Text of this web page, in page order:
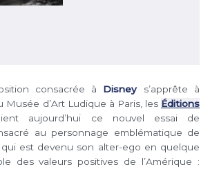
consacrée à Disneys’apprête à
Musée d’Art Ludique à Paris, les Éditions
aujourd’hui ce nouvel essai de
au personnage emblématique de
est devenu son alter-ego en quelque
des valeurs positives de l’Amérique :